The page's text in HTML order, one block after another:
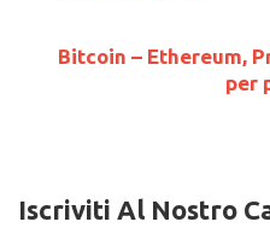
Bitcoin – Ethereum,
per
Iscriviti Al Nostro